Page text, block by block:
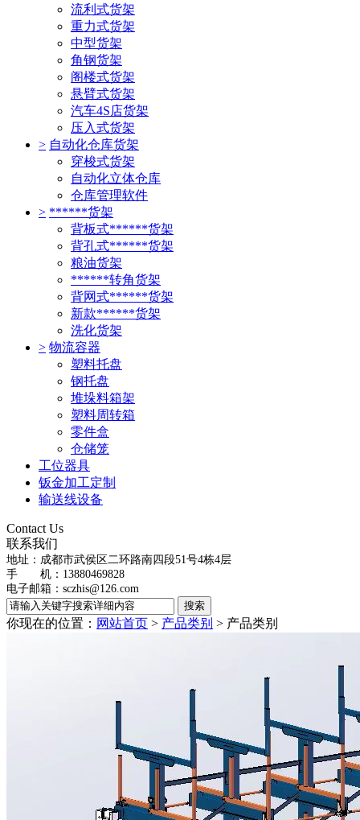
流利式货架
重力式货架
中型货架
角钢货架
阁楼式货架
悬臂式货架
汽车4S店货架
压入式货架
> 自动化仓库货架
穿梭式货架
自动化立体仓库
仓库管理软件
> ******货架
背板式******货架
背孔式******货架
粮油货架
******转角货架
背网式******货架
新款******货架
洗化货架
> 物流容器
塑料托盘
钢托盘
堆垛料箱架
塑料周转箱
零件盒
仓储笼
工位器具
钣金加工定制
输送线设备
Contact Us
联系我们
地址： 成都市武侯区二环路南四段51号4栋4层
手 机：13880469828
电子邮箱： sczhis@126.com
你现在的位置： 网站首页 > 产品类别 > 产品类别